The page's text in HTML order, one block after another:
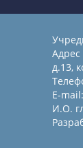
Адрес
д.13,
E-
И.О.